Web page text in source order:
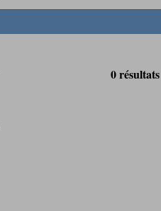
0 résultats